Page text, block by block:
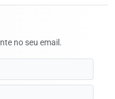
no seu email.